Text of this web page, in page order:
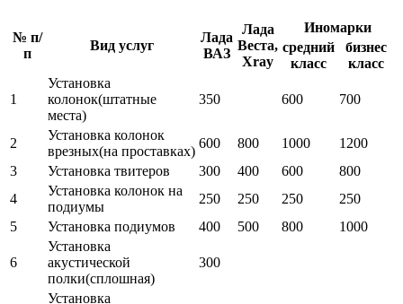
№ п/
п
Вид услуг
Лада
ВАЗ
Лада
Веста,
Xray
Иномарки
средний
класс
бизнес
класс
1
Установка
колонок(штатные
места)
350 600 700
2
Установка колонок
врезных(на проставках)
600 800 1000
1200
3
Установка твитеров 300 400 600
800
4
Установка колонок на
подиумы
250 250 250
250
5
Установка подиумов 400 500 800 1000
6
Установка
акустической
полки(сплошная)
300
Установка